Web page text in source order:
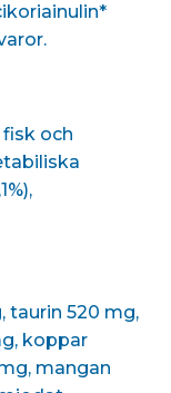
och
taurin 520 mg,
koppar
mangan